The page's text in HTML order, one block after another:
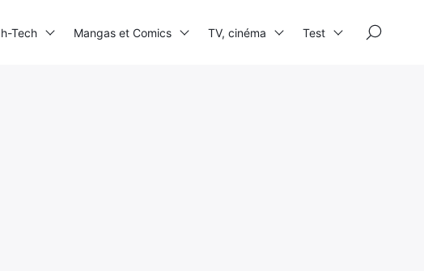
Tech Mangas et Comics TV, cinéma Test